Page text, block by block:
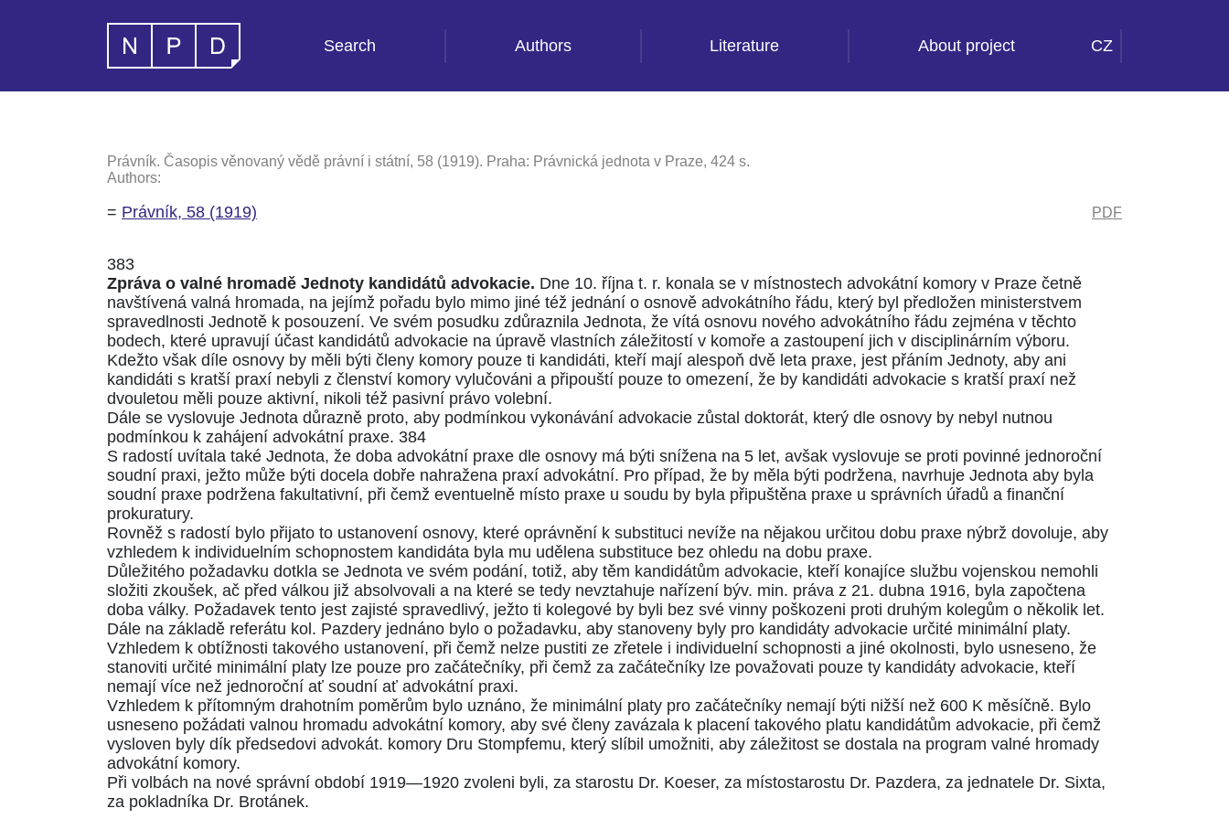
Search Authors Literature About project CZ
Právník. Časopis věnovaný vědě právní i státní, 58 (1919). Praha: Právnická jednota v Praze, 424 s.
Authors:
= Právník, 58 (1919) PDF
383
Zpráva o valné hromadě Jednoty kandidátů advokacie. Dne 10. října t. r. konala se v místnostech advokátní komory v Praze četně
navštívená valná hromada, na jejímž pořadu bylo mimo jiné též jednání o osnově advokátního řádu, který byl předložen ministerstvem
spravedlnosti Jednotě k posouzení. Ve svém posudku zdůraznila Jednota, že vítá osnovu nového advokátního řádu zejména v těchto
bodech, které upravují účast kandidátů advokacie na úpravě vlastních záležitostí v komoře a zastoupení jich v disciplinárním výboru.
Kdežto však díle osnovy by měli býti členy komory pouze ti kandidáti, kteří mají alespoň dvě leta praxe, jest přáním Jednoty, aby ani
kandidáti s kratší praxí nebyli z členství komory vylučováni a připouští pouze to omezení, že by kandidáti advokacie s kratší praxí než
dvouletou měli pouze aktivní, nikoli též pasivní právo volební.
Dále se vyslovuje Jednota důrazně proto, aby podmínkou vykonávání advokacie zůstal doktorát, který dle osnovy by nebyl nutnou
podmínkou k zahájení advokátní praxe. 384
S radostí uvítala také Jednota, že doba advokátní praxe dle osnovy má býti snížena na 5 let, avšak vyslovuje se proti povinné jednoroční
soudní praxi, ježto může býti docela dobře nahražena praxí advokátní. Pro případ, že by měla býti podržena, navrhuje Jednota aby byla
soudní praxe podržena fakultativní, při čemž eventuelně místo praxe u soudu by byla připuštěna praxe u správních úřadů a finanční
prokuratury.
Rovněž s radostí bylo přijato to ustanovení osnovy, které oprávnění k substituci nevíže na nějakou určitou dobu praxe nýbrž dovoluje, aby
vzhledem k individuelním schopnostem kandidáta byla mu udělena substituce bez ohledu na dobu praxe.
Důležitého požadavku dotkla se Jednota ve svém podání, totiž, aby těm kandidátům advokacie, kteří konajíce službu vojenskou nemohli
složiti zkoušek, ač před válkou již absolvovali a na které se tedy nevztahuje nařízení býv. min. práva z 21. dubna 1916, byla započtena
doba války. Požadavek tento jest zajisté spravedlivý, ježto ti kolegové by byli bez své vinny poškozeni proti druhým kolegům o několik let.
Dále na základě referátu kol. Pazdery jednáno bylo o požadavku, aby stanoveny byly pro kandidáty advokacie určité minimální platy.
Vzhledem k obtížnosti takového ustanovení, při čemž nelze pustiti ze zřetele i individuelní schopnosti a jiné okolnosti, bylo usneseno, že
stanoviti určité minimální platy lze pouze pro začátečníky, při čemž za začátečníky lze považovati pouze ty kandidáty advokacie, kteří
nemají více než jednoroční ať soudní ať advokátní praxi.
Vzhledem k přítomným drahotním poměrům bylo uznáno, že minimální platy pro začátečníky nemají býti nižší než 600 K měsíčně. Bylo
usneseno požádati valnou hromadu advokátní komory, aby své členy zavázala k placení takového platu kandidátům advokacie, při čemž
vysloven byly dík předsedovi advokát. komory Dru Stompfemu, který slíbil umožniti, aby záležitost se dostala na program valné hromady
advokátní komory.
Při volbách na nové správní období 1919—1920 zvoleni byli, za starostu Dr. Koeser, za místostarostu Dr. Pazdera, za jednatele Dr. Sixta,
za pokladníka Dr. Brotánek.